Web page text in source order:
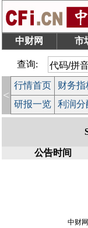
中财网 市
查询:
<
行情首页 财务指
研报一览
利润分
公告时间
中财